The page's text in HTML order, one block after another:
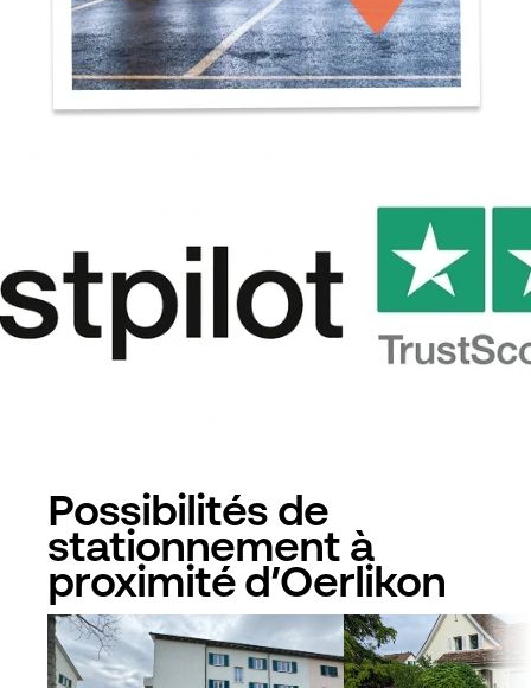
Possibilités de
stationnement à
proximité d’Oerlikon